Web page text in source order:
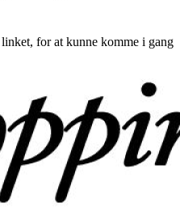
for at kunne komme i gang